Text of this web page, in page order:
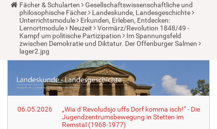
Y
o
u
a
r
e
h
e
:
Fächer & Schularten
Gesellschaftswissenschaftliche und
philosophische Fächer
Landeskunde, Landesgeschichte
Unterrichtsmodule
Erkunden, Erleben, Entdecken:
Lernortmodule
Neuzeit
Vormärz/Revolution 1848/49 -
Kampf um politische Partizipation
Im Spannungsfeld
zwischen Demokratie und Diktatur. Der Offenburger Salmen
lager2.jpg
06.05.2026
„Wia d´Revoludsjo uffs Dorf komma isch!“ - Die
Jugendzentrumsbewegung in Stetten im
Remstal (1968-1977)